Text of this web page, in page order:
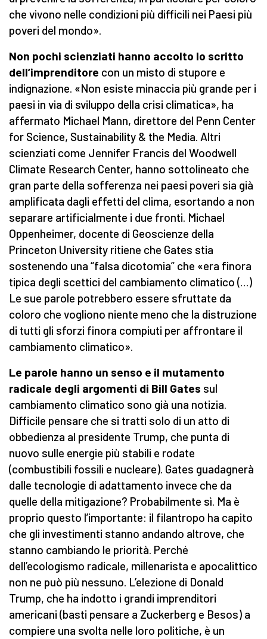
che vivono nelle condizioni più difficili nei Paesi più
poveri del mondo».
Non pochi scienziati hanno accolto lo scritto
dell’imprenditore con un misto di stupore e
indignazione. «Non esiste minaccia più grande per i
paesi in via di sviluppo della crisi climatica», ha
affermato Michael Mann, direttore del Penn Center
for Science, Sustainability & the Media. Altri
scienziati come Jennifer Francis del Woodwell
Climate Research Center, hanno sottolineato che
gran parte della sofferenza nei paesi poveri sia già
amplificata dagli effetti del clima, esortando a non
separare artificialmente i due fronti. Michael
Oppenheimer, docente di Geoscienze della
Princeton University ritiene che Gates stia
sostenendo una “falsa dicotomia” che «era finora
tipica degli scettici del cambiamento climatico (…)
Le sue parole potrebbero essere sfruttate da
coloro che vogliono niente meno che la distruzione
di tutti gli sforzi finora compiuti per affrontare il
cambiamento climatico».
Le parole hanno un senso e il mutamento
radicale degli argomenti di Bill Gates sul
cambiamento climatico sono già una notizia.
Difficile pensare che si tratti solo di un atto di
obbedienza al presidente Trump, che punta di
nuovo sulle energie più stabili e rodate
(combustibili fossili e nucleare). Gates guadagnerà
dalle tecnologie di adattamento invece che da
quelle della mitigazione? Probabilmente sì. Ma è
proprio questo l’importante: il filantropo ha capito
che gli investimenti stanno andando altrove, che
stanno cambiando le priorità. Perché
dell’ecologismo radicale, millenarista e apocalittico
non ne può più nessuno. L’elezione di Donald
Trump, che ha indotto i grandi imprenditori
americani (basti pensare a Zuckerberg e Besos) a
compiere una svolta nelle loro politiche, è un